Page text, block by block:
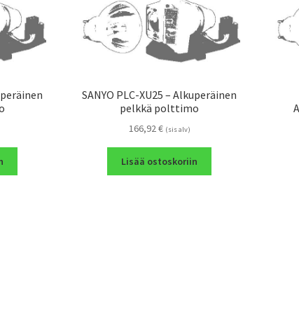
SANYO PLC-XU25 – Alkuperäinen
pelkkä polttimo
166,92€ (sis alv)
Lisää ostoskoriin